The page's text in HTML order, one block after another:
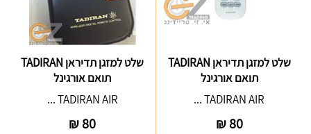
שלט למזגן תדיראן TADIRAN
תואם אורגינל
TADIRAN AIR ...
80
₪
שלט למזגן תדיראן TADIRAN
תואם אורגינל
TADIRAN AIR ...
80
₪